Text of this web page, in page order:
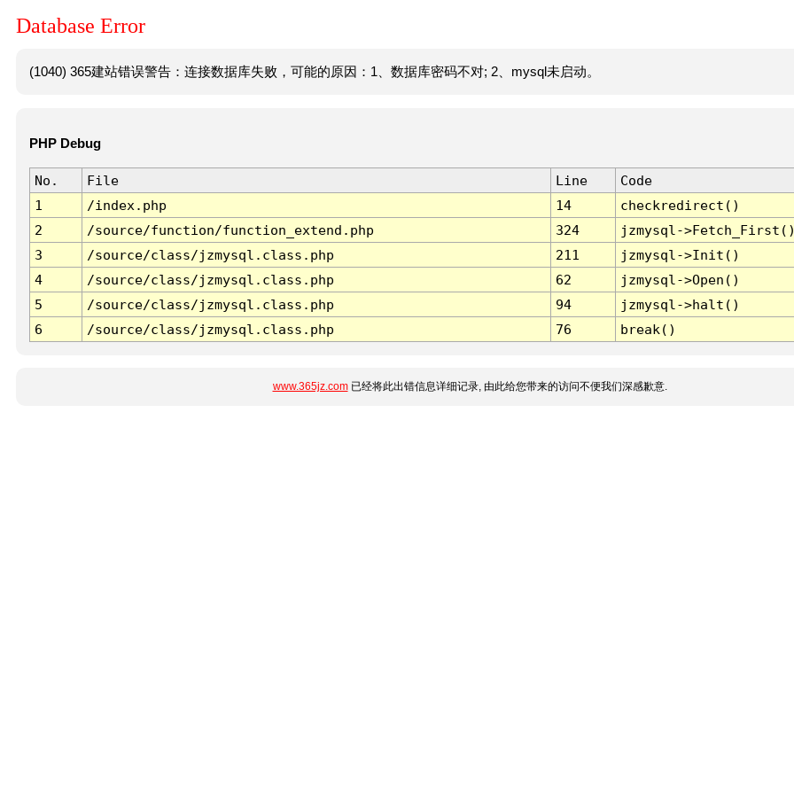
Database Error
(1040) 365建站错误警告：连接数据库失败，可能的原因：1、数据库密码不对; 2、mysql未启动。
PHP Debug
No. File Line
Code
1
/index.php 14
checkredirect()
2
/source/function/function_extend.php 324
jzmysql-
3
/source/class/jzmysql.class.php 211
jzmysql->Init()
4
/source/class/jzmysql.class.php 62
jzmysql->Open()
5
/source/class/jzmysql.class.php 94
jzmysql->halt()
6
/source/class/jzmysql.class.php 76 break()
www.365jz.com已经将此出错信息详细记录, 由此给您带来的访问不便我们深感歉意.